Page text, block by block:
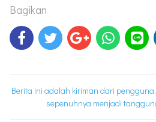
Bagikan
Berita ini adalah kiriman dari
sepenuhnya menjadi